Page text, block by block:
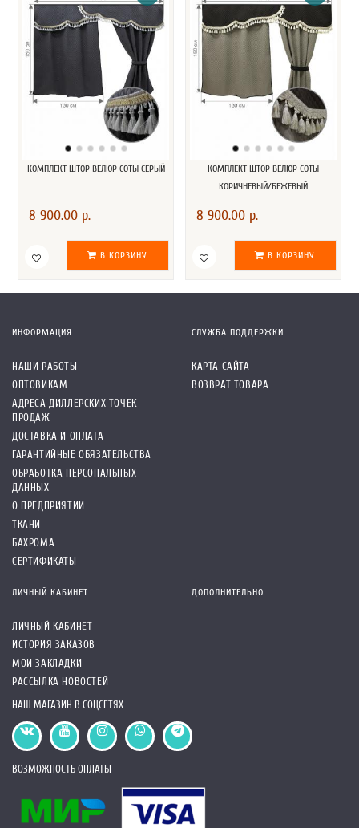
КОМПЛЕКТ ШТОР ВЕЛЮР СОТЫ СЕРЫЙ
8 900.00 р.
В КОРЗИНУ
КОМПЛЕКТ ШТОР ВЕЛЮР СОТЫ
КОРИЧНЕВЫЙ/БЕЖЕВЫЙ
8 900.00 р.
В КОРЗИНУ
ИНФОРМАЦИЯ
НАШИ РАБОТЫ
ОПТОВИКАМ
АДРЕСА ДИЛЛЕРСКИХ ТОЧЕК
ПРОДАЖ
ДОСТАВКА И ОПЛАТА
ГАРАНТИЙНЫЕ ОБЯЗАТЕЛЬСТВА
ОБРАБОТКА ПЕРСОНАЛЬНЫХ
ДАННЫХ
О ПРЕДПРИЯТИИ
ТКАНИ
БАХРОМА
СЕРТИФИКАТЫ
СЛУЖБА ПОДДЕРЖКИ
КАРТА САЙТА
ВОЗВРАТ ТОВАРА
ЛИЧНЫЙ КАБИНЕТ
ЛИЧНЫЙ КАБИНЕТ
ИСТОРИЯ ЗАКАЗОВ
МОИ ЗАКЛАДКИ
РАССЫЛКА НОВОСТЕЙ
ДОПОЛНИТЕЛЬНО
НАШ МАГАЗИН В СОЦСЕТЯХ
ВОЗМОЖНОСТЬ ОПЛАТЫ